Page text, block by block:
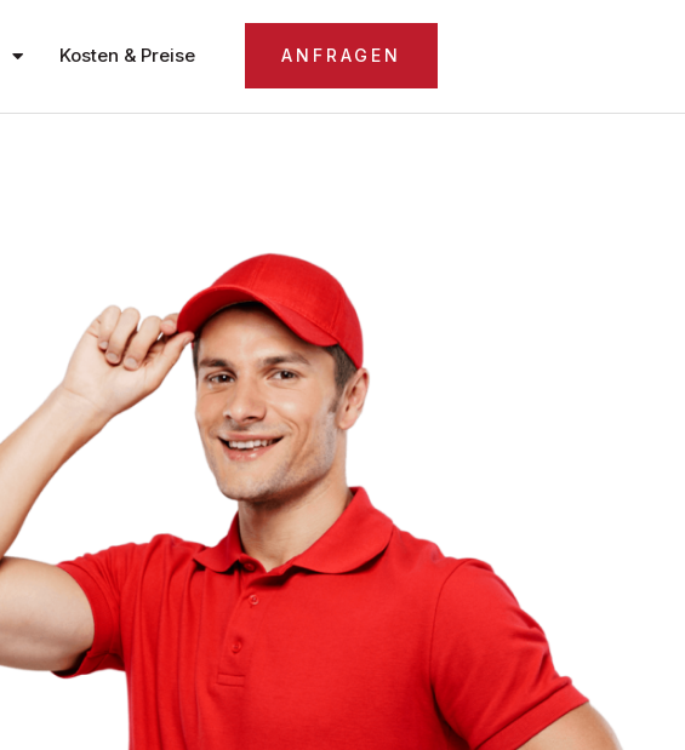
Kosten & Preise ANFRAGEN